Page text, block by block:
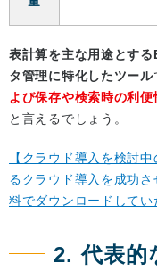
表計算を主な用途とす
タ管理に特化したツール
よび保存や検索時の利
と言えるでしょう。
【クラウド導入を検討
るクラウド導入を成功
料でダウンロードしてい
2. 代表的